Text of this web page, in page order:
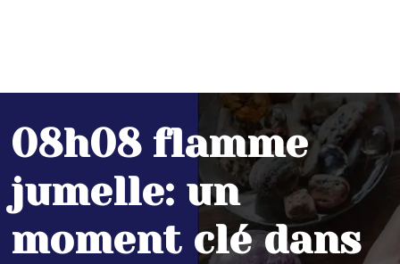
08h08 flamme
jumelle: un
moment clé dans